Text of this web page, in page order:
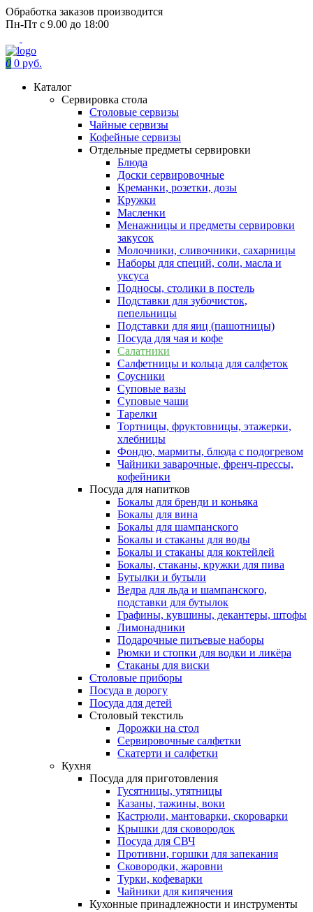
Обработка заказов производится
Пн-Пт с 9.00 до 18:00
0 0 руб.
Каталог
Сервировка стола
Столовые сервизы
Чайные сервизы
Кофейные сервизы
Отдельные предметы сервировки
Блюда
Доски сервировочные
Креманки, розетки, дозы
Кружки
Масленки
Менажницы и предметы сервировки
закусок
Молочники, сливочники, сахарницы
Наборы для специй, соли, масла и
уксуса
Подносы, столики в постель
Подставки для зубочисток,
пепельницы
Подставки для яиц (пашотницы)
Посуда для чая и кофе
Салатники
Салфетницы и кольца для салфеток
Соусники
Суповые вазы
Суповые чаши
Тарелки
Тортницы, фруктовницы, этажерки,
хлебницы
Фондю, мармиты, блюда с подогревом
Чайники заварочные, френч-прессы,
кофейники
Посуда для напитков
Бокалы для бренди и коньяка
Бокалы для вина
Бокалы для шампанского
Бокалы и стаканы для воды
Бокалы и стаканы для коктейлей
Бокалы, стаканы, кружки для пива
Бутылки и бутыли
Ведра для льда и шампанского,
подставки для бутылок
Графины, кувшины, декантеры, штофы
Лимонадники
Подарочные питьевые наборы
Рюмки и стопки для водки и ликёра
Стаканы для виски
Столовые приборы
Посуда в дорогу
Посуда для детей
Столовый текстиль
Дорожки на стол
Сервировочные салфетки
Скатерти и салфетки
Кухня
Посуда для приготовления
Гусятницы, утятницы
Казаны, тажины, воки
Кастрюли, мантоварки, скороварки
Крышки для сковородок
Посуда для СВЧ
Противни, горшки для запекания
Сковородки, жаровни
Турки, кофеварки
Чайники для кипячения
Кухонные принадлежности и инструменты